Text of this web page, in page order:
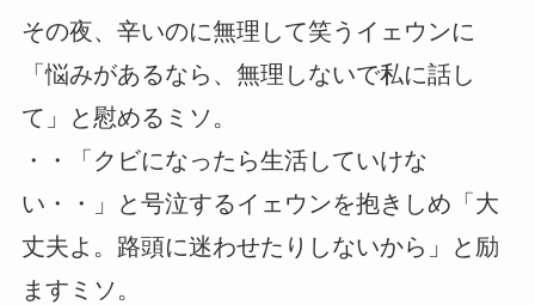
その夜、辛いのに無理して笑うイェウンに
「悩みがあるなら、無理しないで私に話し
て」と慰めるミソ。
・・「クビになったら生活していけな
い・・」と号泣するイェウンを抱きしめ「大
丈夫よ。路頭に迷わせたりしないから」と励
ますミソ。